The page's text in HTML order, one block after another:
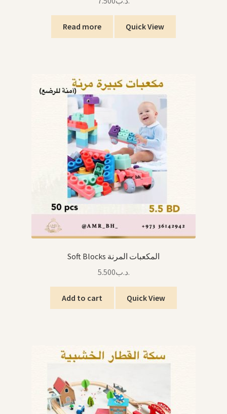
Read more Quick View
Soft Blocks المكعبات المرنة
.د.ب5.500
Add to cart Quick View